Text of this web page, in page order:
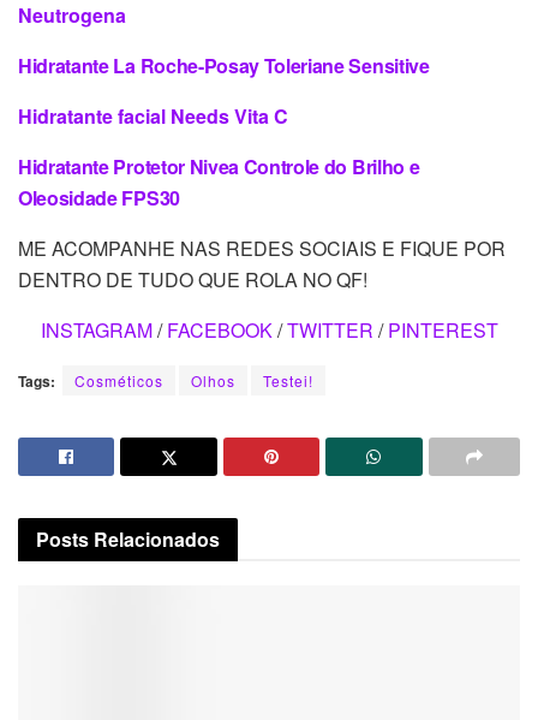
Neutrogena
Hidratante La Roche-Posay Toleriane Sensitive
Hidratante facial Needs Vita C
Hidratante Protetor Nivea Controle do Brilho e
Oleosidade FPS30
ME ACOMPANHE NAS REDES SOCIAIS E FIQUE POR
DENTRO DE TUDO QUE ROLA NO QF!
INSTAGRAM/FACEBOOK/TWITTER /PINTEREST
Tags: Cosméticos Olhos Testei!
Posts Relacionados